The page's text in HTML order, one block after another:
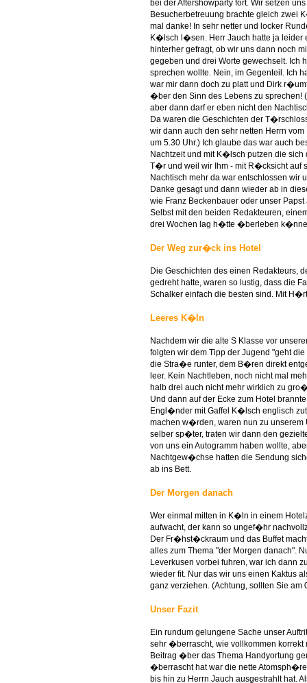
bei der Aftershowparty fort. Wir setzen
Besucherbetreuung brachte gleich zwei
mal danke! In sehr netter und locker
K�lsch l�sen. Herr Jauch hatte ja leider
hinterher gefragt, ob wir uns dann noch
gegeben und drei Worte gewechselt.
sprechen wollte. Nein, im Gegenteil. Ich
war mir dann doch zu platt und Dirk
�ber den Sinn des Lebens zu sprechen!
aber dann darf er eben nicht den
Da waren die Geschichten der
wir dann auch den sehr netten Herrn
um 5.30 Uhr.) Ich glaube das war auch
Nachtzeit und mit K�lsch putzen die
T�r und weil wir Ihm - mit R�cksicht auf
Nachtisch mehr da war entschlossen
Danke gesagt und dann wieder ab in
wie Franz Beckenbauer oder unser
Selbst mit den beiden Redakteuren,
drei Wochen lag h�tte �berleben
Der Weg zur�ck ins Hotel
Die Geschichten des einen Redakteurs,
gedreht hatte, waren so lustig, dass die
Schalker einfach die besten sind. Mit
Leeres K�ln
Nachdem wir die alte S Klasse vor
folgten wir dem Tipp der Jugend "geht
die Stra�e runter, dem B�ren direkt
leer. Kein Nachtleben, noch nicht mal
halb drei auch nicht mehr wirklich zu
Und dann auf der Ecke zum Hotel
Engl�nder mit Gaffel K�lsch englisch
machen w�rden, waren nun zu
selber sp�ter, traten wir dann den
von uns ein Autogramm haben wollte,
Nachtgew�chse hatten die Sendung
ab ins Bett.
Der Morgen danach
Wer einmal mitten in K�ln in einem
aufwacht, der kann so ungef�hr
Der Fr�hst�ckraum und das Buffet
alles zum Thema "der Morgen danach".
Leverkusen vorbei fuhren, war ich dann
wieder fit. Nur das wir uns einen Kaktus
ganz verziehen. (Achtung, sollten Sie
Unser Fazit
Ein rundum gelungene Sache unser
sehr �berrascht, wie vollkommen korrekt
Beitrag �ber das Thema Handyortung
�berrascht hat war die nette
bis hin zu Herrn Jauch ausgestrahlt hat.